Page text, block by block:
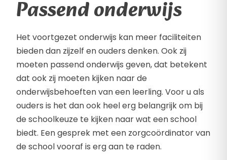
Passend onderwijs
Het voortgezet onderwijs kan meer faciliteiten
bieden dan zijzelf en ouders denken. Ook zij
moeten passend onderwijs geven, dat betekent
dat ook zij moeten kijken naar de
onderwijsbehoeften van een leerling. Voor u als
ouders is het dan ook heel erg belangrijk om bij
de schoolkeuze te kijken naar wat een school
biedt. Een gesprek met een zorgcoördinator van
de school vooraf is erg aan te raden.